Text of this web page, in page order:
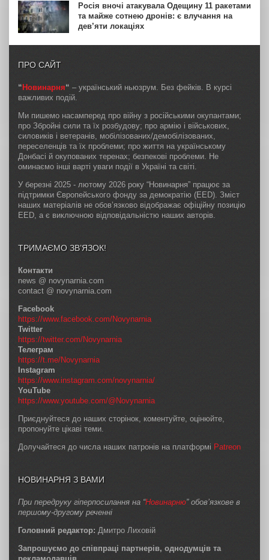
Росія вночі атакувала Одещину 11 ракетами
та майже сотнею дронів: є влучання на
дев’яти локаціях
ПРО САЙТ
“Новинарня“ – український ньюзрум. Без фейків. В курсі
важливих подій.
Ми пишемо насамперед про війну з російськими окупантами;
про Збройні сили та їх розбудову; про армію і військових,
силовиків і ветеранів, мобілізованих/демобілізованих,
переселенців та їх проблеми; про життя на українському
Донбасі й окупованих теренах; безпекові проблеми. Не
оминаємо інші варті уваги події в Україні та світі.
У березні 2025 - лютому 2026 року “Новинарня” працює за
підтримки Європейського фонду за демократію (EED). Зміст
наших матеріалів не обов’язково відображає офіційну позицію
EED, а є виключною відповідальністю наших авторів.
ТРИМАЄМО ЗВ’ЯЗОК!
Контакти
news @ novynarnia.com
contact @ novynarnia.com
Facebook
https://www.facebook.com/Novynarnia
Twitter
https://twitter.com/Novynarnia
Телеграм
https://t.me/Novynarnia
Instagram
https://www.instagram.com/novynarnia/
YouTube
https://www.youtube.com/@Novynarnia
Приєднуйтеся до наших сторінок, коментуйте, оцінюйте,
пропонуйте цікаві теми.
Долучайтеся до числа наших патронів на платформі Patreon
НОВИНАРНЯ З ВАМИ
При передруку гіперпосилання на “Новинарню” обов’язкове в
першому-другому реченні
Головний редактор: Дмитро Лиховій
Запрошуємо до співпраці партнерів, однодумців та